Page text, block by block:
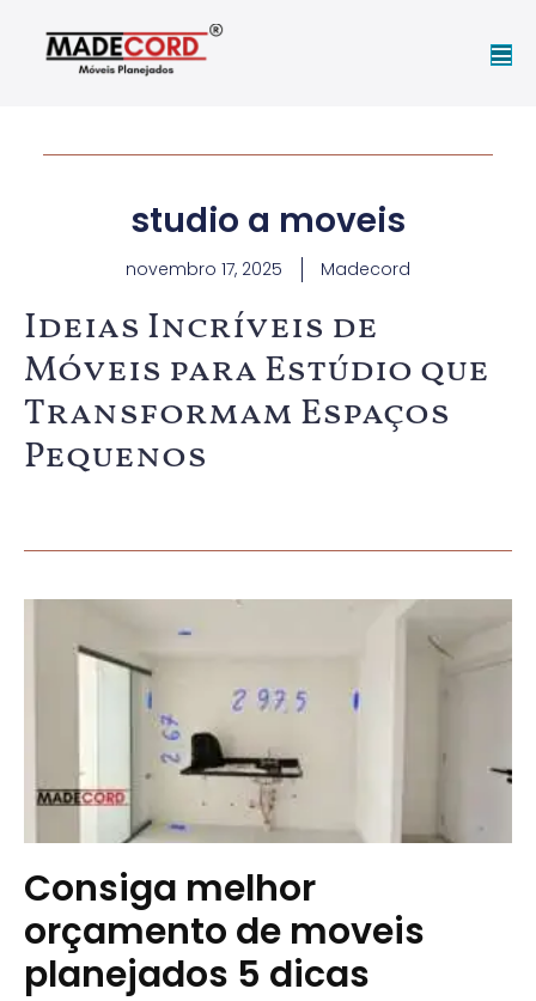
studio a moveis
novembro 17, 2025 Madecord
Ideias Incríveis de
Móveis para Estúdio que
Transformam Espaços
Pequenos
Consiga melhor
orçamento de moveis
planejados 5 dicas